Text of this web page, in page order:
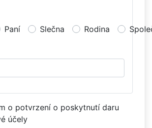
Paní Slečna Rodina
o potvrzení o poskytnutí daru
účely